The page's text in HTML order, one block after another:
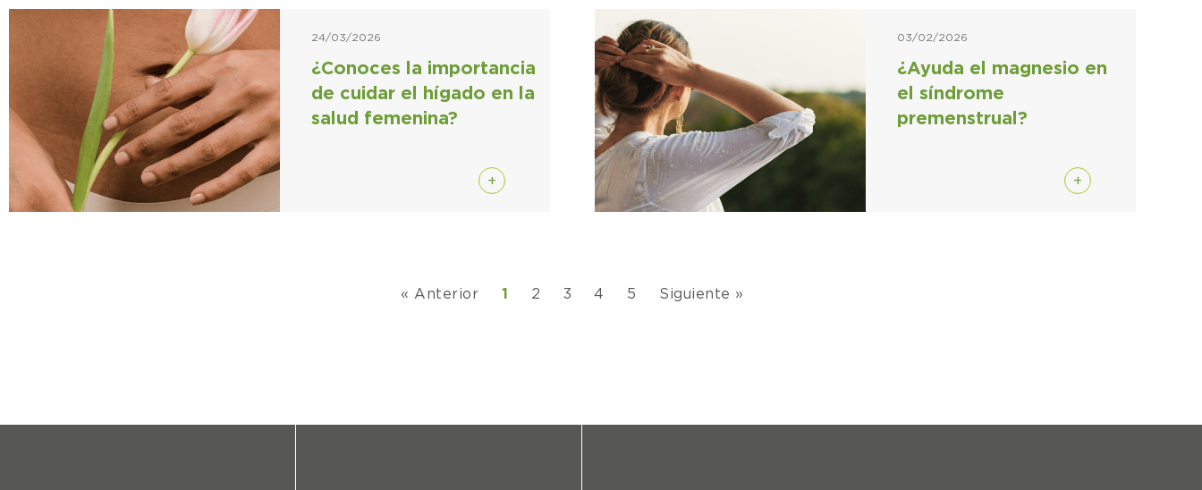
¿Conoces la importancia
de cuidar el hígado en la
salud femenina?
24/03/2026
+
¿Ayuda el magnesio en
el síndrome
premenstrual?
03/02/2026
+
« Anterior 1 2 3 4 5 Siguiente »